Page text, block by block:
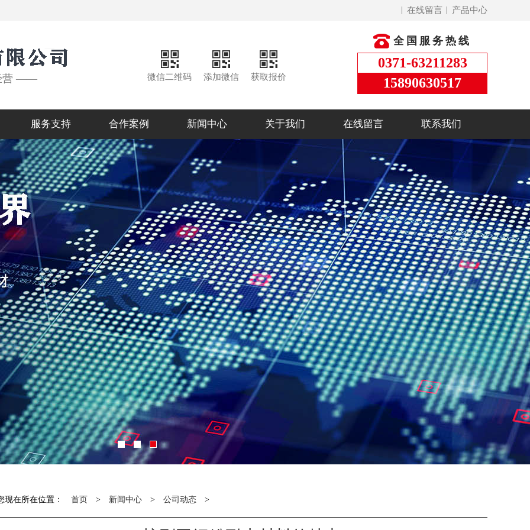
产品中心
在线留言
营 —— 微信二维码 添加微信 获取报价
全国服务热线
0371-63211283
15890630517
服务支持 合作案例 新闻中心 关于我们 在线留言 联系我们
现在所在位置： 首页 > 新闻中心 > 公司动态 >